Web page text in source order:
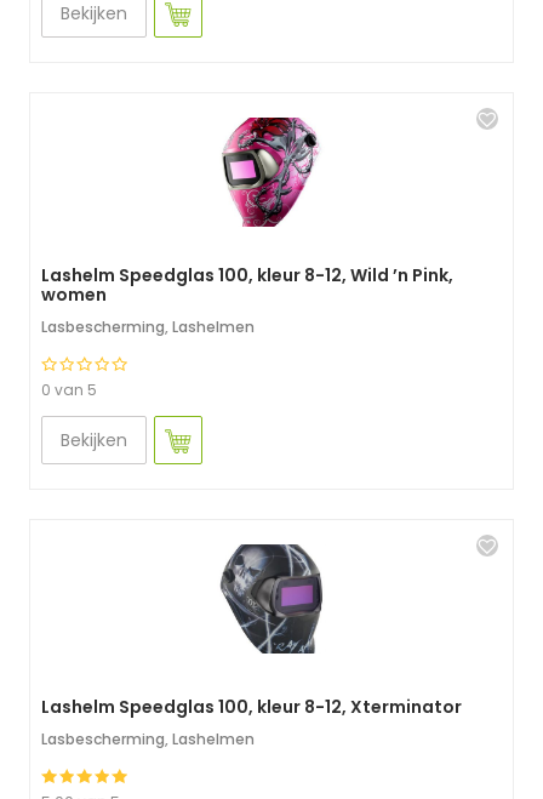
Bekijken
Lashelm Speedglas 100, kleur 8-12, Wild ’n Pink,
women
Lasbescherming, Lashelmen
0 van 5
Bekijken
Lashelm Speedglas 100, kleur 8-12, Xterminator
Lasbescherming, Lashelmen